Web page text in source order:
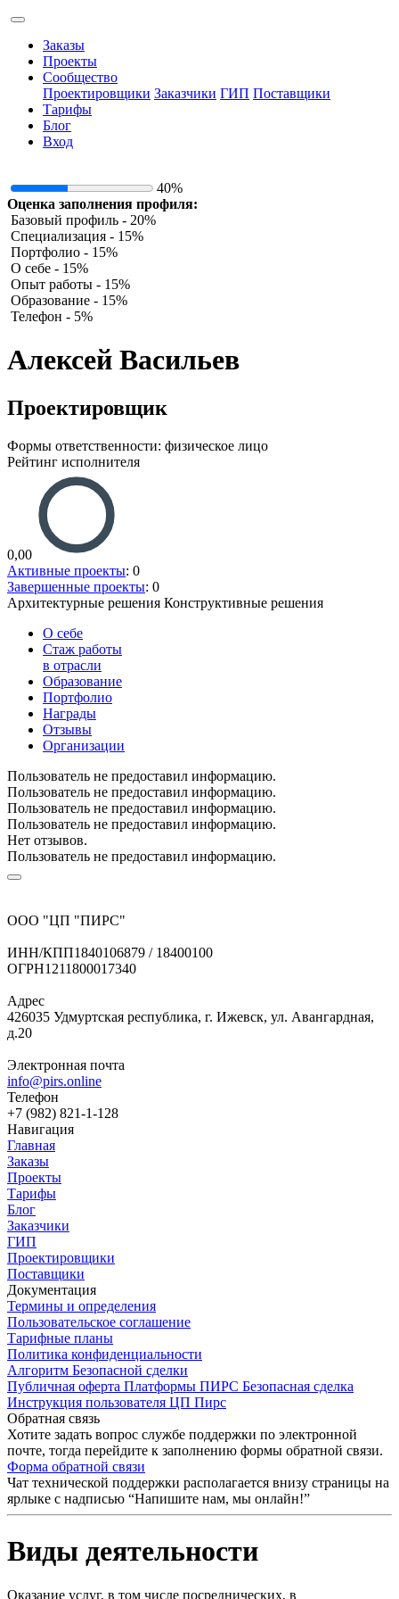
Заказы
Проекты
Сообщество
Проектировщики Заказчики ГИП Поставщики
Тарифы
Блог
Вход
40%
Оценка заполнения профиля:
Базовый профиль - 20%
Специализация - 15%
Портфолио - 15%
О себе - 15%
Опыт работы - 15%
Образование - 15%
Телефон - 5%
Алексей Васильев
Проектировщик
Формы ответственности: физическое лицо
Рейтинг исполнителя
0,00
Активные проекты: 0
Завершенные проекты: 0
Архитектурные решения Конструктивные решения
О себе
Стаж работы
в отрасли
Образование
Портфолио
Награды
Отзывы
Организации
Пользователь не предоставил информацию.
Пользователь не предоставил информацию.
Пользователь не предоставил информацию.
Пользователь не предоставил информацию.
Нет отзывов.
Пользователь не предоставил информацию.
ООО "ЦП "ПИРС"
ИНН/КПП1840106879 / 18400100
ОГРН1211800017340
Адрес
426035 Удмуртская республика, г. Ижевск, ул. Авангардная,
д.20
Электронная почта
info@pirs.online
Телефон
+7 (982) 821-1-128
Навигация
Главная
Заказы
Проекты
Тарифы
Блог
Заказчики
ГИП
Проектировщики
Поставщики
Документация
Термины и определения
Пользовательское соглашение
Тарифные планы
Политика конфиденциальности
Алгоритм Безопасной сделки
Публичная оферта Платформы ПИРС Безопасная сделка
Инструкция пользователя ЦП Пирс
Обратная связь
Хотите задать вопрос службе поддержки по электронной
почте, тогда перейдите к заполнению формы обратной связи.
Форма обратной связи
Чат технической поддержки располагается внизу страницы на
ярлыке с надписью “Напишите нам, мы онлайн!”
Виды деятельности
Оказание услуг, в том числе посреднических, в